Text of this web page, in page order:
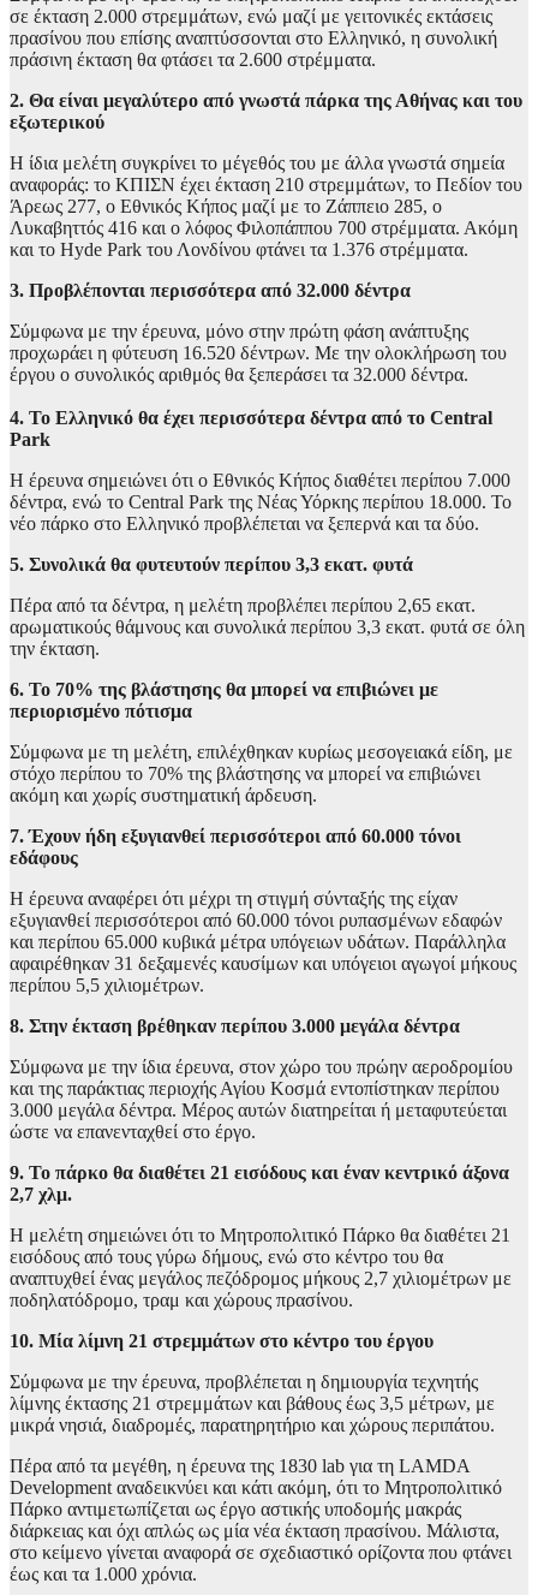
σε έκταση 2.000 στρεμμάτων, ενώ μαζί με γειτονικές εκτάσεις
πρασίνου που επίσης αναπτύσσονται στο Ελληνικό, η συνολική
πράσινη έκταση θα φτάσει τα 2.600 στρέμματα.
2. Θα είναι μεγαλύτερο από γνωστά πάρκα της Αθήνας και του
εξωτερικού
Η ίδια μελέτη συγκρίνει το μέγεθός του με άλλα γνωστά σημεία
αναφοράς: το ΚΠΙΣΝ έχει έκταση 210 στρεμμάτων, το Πεδίον του
Άρεως 277, ο Εθνικός Κήπος μαζί με το Ζάππειο 285, ο
Λυκαβηττός 416 και ο λόφος Φιλοπάππου 700 στρέμματα. Ακόμη
και το Hyde Park του Λονδίνου φτάνει τα 1.376 στρέμματα.
3. Προβλέπονται περισσότερα από 32.000 δέντρα
Σύμφωνα με την έρευνα, μόνο στην πρώτη φάση ανάπτυξης
προχωράει η φύτευση 16.520 δέντρων. Με την ολοκλήρωση του
έργου ο συνολικός αριθμός θα ξεπεράσει τα 32.000 δέντρα.
4. Το Ελληνικό θα έχει περισσότερα δέντρα από το Central
Park
Η έρευνα σημειώνει ότι ο Εθνικός Κήπος διαθέτει περίπου 7.000
δέντρα, ενώ το Central Park της Νέας Υόρκης περίπου 18.000. Το
νέο πάρκο στο Ελληνικό προβλέπεται να ξεπερνά και τα δύο.
5. Συνολικά θα φυτευτούν περίπου 3,3 εκατ. φυτά
Πέρα από τα δέντρα, η μελέτη προβλέπει περίπου 2,65 εκατ.
αρωματικούς θάμνους και συνολικά περίπου 3,3 εκατ. φυτά σε όλη
την έκταση.
6. Το 70% της βλάστησης θα μπορεί να επιβιώνει με
περιορισμένο πότισμα
Σύμφωνα με τη μελέτη, επιλέχθηκαν κυρίως μεσογειακά είδη, με
στόχο περίπου το 70% της βλάστησης να μπορεί να επιβιώνει
ακόμη και χωρίς συστηματική άρδευση.
7. Έχουν ήδη εξυγιανθεί περισσότεροι από 60.000 τόνοι
εδάφους
Η έρευνα αναφέρει ότι μέχρι τη στιγμή σύνταξής της είχαν
εξυγιανθεί περισσότεροι από 60.000 τόνοι ρυπασμένων εδαφών
και περίπου 65.000 κυβικά μέτρα υπόγειων υδάτων. Παράλληλα
αφαιρέθηκαν 31 δεξαμενές καυσίμων και υπόγειοι αγωγοί μήκους
περίπου 5,5 χιλιομέτρων.
8. Στην έκταση βρέθηκαν περίπου 3.000 μεγάλα δέντρα
Σύμφωνα με την ίδια έρευνα, στον χώρο του πρώην αεροδρομίου
και της παράκτιας περιοχής Αγίου Κοσμά εντοπίστηκαν περίπου
3.000 μεγάλα δέντρα. Μέρος αυτών διατηρείται ή μεταφυτεύεται
ώστε να επανενταχθεί στο έργο.
9. Το πάρκο θα διαθέτει 21 εισόδους και έναν κεντρικό άξονα
2,7 χλμ.
Η μελέτη σημειώνει ότι το Μητροπολιτικό Πάρκο θα διαθέτει 21
εισόδους από τους γύρω δήμους, ενώ στο κέντρο του θα
αναπτυχθεί ένας μεγάλος πεζόδρομος μήκους 2,7 χιλιομέτρων με
ποδηλατόδρομο, τραμ και χώρους πρασίνου.
10. Μία λίμνη 21 στρεμμάτων στο κέντρο του έργου
Σύμφωνα με την έρευνα, προβλέπεται η δημιουργία τεχνητής
λίμνης έκτασης 21 στρεμμάτων και βάθους έως 3,5 μέτρων, με
μικρά νησιά, διαδρομές, παρατηρητήριο και χώρους περιπάτου.
Πέρα από τα μεγέθη, η έρευνα της 1830 lab για τη LAMDA
Development αναδεικνύει και κάτι ακόμη, ότι το Μητροπολιτικό
Πάρκο αντιμετωπίζεται ως έργο αστικής υποδομής μακράς
διάρκειας και όχι απλώς ως μία νέα έκταση πρασίνου. Μάλιστα,
στο κείμενο γίνεται αναφορά σε σχεδιαστικό ορίζοντα που φτάνει
έως και τα 1.000 χρόνια.